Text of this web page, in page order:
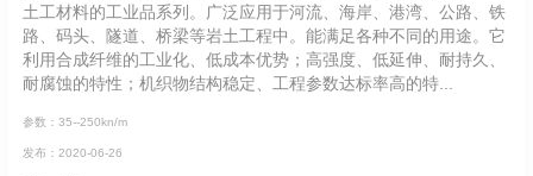
土工材料的工业品系列。广泛应用于河流、海岸、港湾、公路、铁
路、码头、隧道、桥梁等岩土工程中。能满足各种不同的用途。它
利用合成纤维的工业化、低成本优势；高强度、低延伸、耐持久、
耐腐蚀的特性；机织物结构稳定、工程参数达标率高的特...
参数：35--250kn/m
发布：2020-06-26